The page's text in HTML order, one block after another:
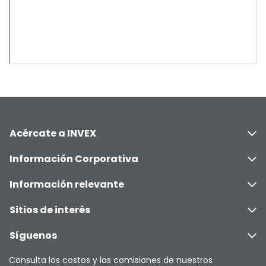
Acércate a INVEX
Información Corporativa
Información relevante
Sitios de interés
Síguenos
Consulta los costos y las comisiones de nuestros